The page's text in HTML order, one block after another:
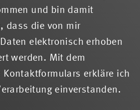
und bin damit
dass die von mir
elektronisch erhoben
werden. Mit dem
Kontaktformulars erkläre ich
einverstanden.